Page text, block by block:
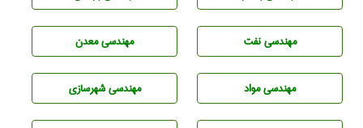
مهندسی نفت مهندسی معدن
مهندسی مواد مهندسی شهرسازی